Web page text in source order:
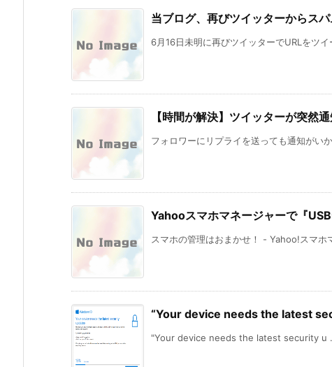
当ブログ、再びツイッターからス
6月16日未明に再びツイッターでURLをツ
【時間が解決】ツイッターが突然
フォロワーにリプライを送っても通知がい
Yahooスマホマネージャーで『
スマホの管理はおまかせ！ - Yahoo!スマ
“Your device needs the latest
"Your device needs the latest security u